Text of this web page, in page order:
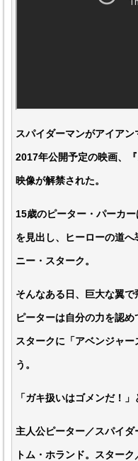
スパイダーマンがアイアン
2017年公開予定の映画、
映像が解禁された。
15歳のピーター・パーカ
を見出し、ヒーローの道
ニー・スターク。
そんなある日、巨大な翼で
ピーターは自分の力を認め
スタークに「アベンジャ
う。
「ガキ扱いはゴメンだ！
主人公ピーター／スパイ
トム・ホランド。スター